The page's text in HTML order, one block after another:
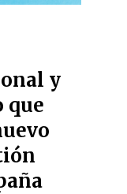
y
que